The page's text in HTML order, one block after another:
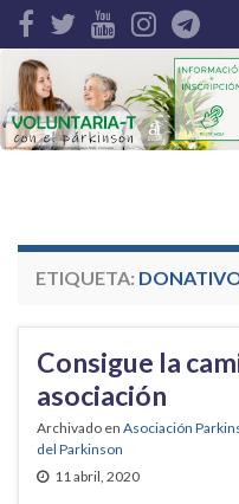
Search for:
ETIQUETA:
Consigue la
asociación
Archivado en Asociación
del Parkinson
11 abril, 2020